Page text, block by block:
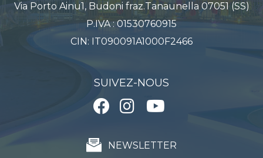
Via Porto Ainu1, Budoni fraz.Tanaunella 07051 (SS)
P.IVA : 01530760915
CIN: IT090091A1000F2466
SUIVEZ-NOUS
NEWSLETTER